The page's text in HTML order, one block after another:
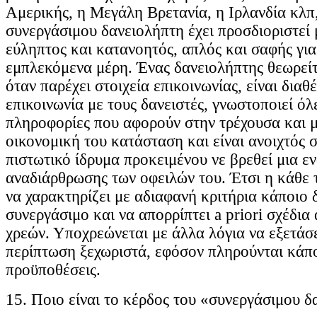
Αμερικής, η Μεγάλη Βρετανία, η Ιρλανδία
συνεργάσιμου δανειολήπτη έχει
εύληπτος και κατανοητός, απλός και σαφής
εμπλεκόμενα μέρη. Ένας δανειολήπτης
όταν παρέχει στοιχεία επικοινωνίας, είναι
επικοινωνία με τους δανειστές, γνωστοποιεί
πληροφορίες που αφορούν στην τρέχουσα και
οικονομική του κατάσταση και είναι ανοιχτός
πιστωτικό ίδρυμα προκειμένου νε βρεθεί μια
αναδιάρθρωσης των οφειλών του. Έτσι η κάθε
να χαρακτηρίζει με αδιαφανή κριτήρια
συνεργάσιμο και να απορρίπτει a priori
χρεών. Υποχρεώνεται με άλλα λόγια να
περίπτωση ξεχωριστά, εφόσον πληρούνται
προϋποθέσεις.
15. Ποιο είναι το κέρδος του «συνεργάσιμου